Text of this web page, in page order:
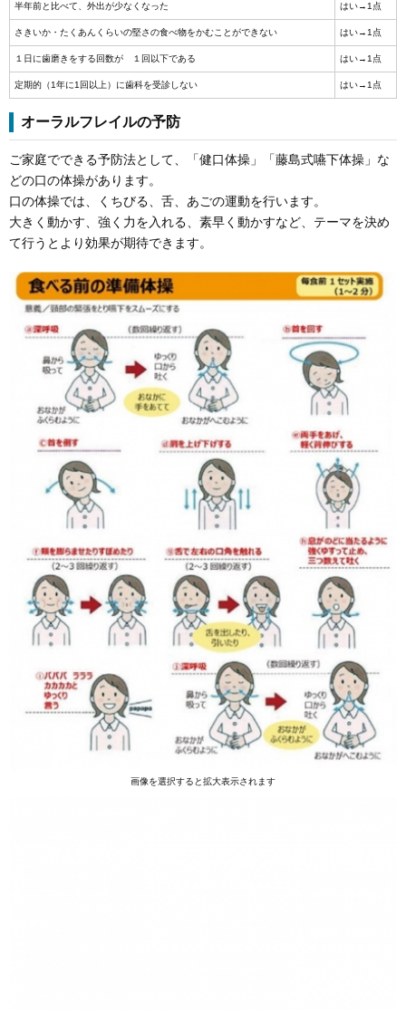
半年前と比べて、外出が少なくなった はい→1点
さきいか・たくあんくらいの堅さの食べ物をかむことができない はい→1点
１日に歯磨きをする回数が １回以下である はい→1点
定期的（1年に1回以上）に歯科を受診しない はい→1点
オーラルフレイルの予防
ご家庭でできる予防法として、「健口体操」「藤島式嚥下体操」な
どの口の体操があります。
口の体操では、くちびる、舌、あごの運動を行います。
大きく動かす、強く力を入れる、素早く動かすなど、テーマを決め
て行うとより効果が期待できます。
画像を選択すると拡大表示されます